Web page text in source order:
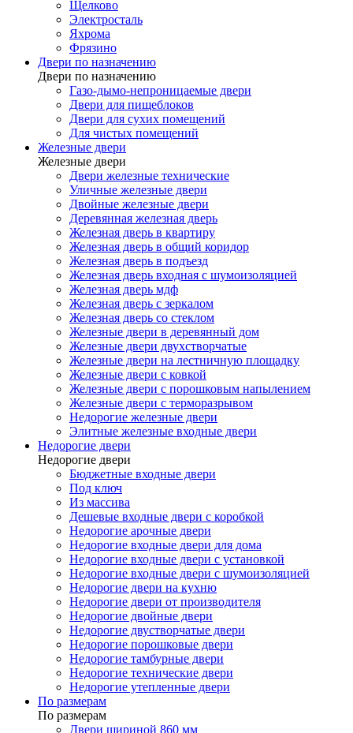
Щелково
Электросталь
Яхрома
Фрязино
Двери по назначению
Двери по назначению
Газо-дымо-непроницаемые двери
Двери для пищеблоков
Двери для сухих помещений
Для чистых помещений
Железные двери
Железные двери
Двери железные технические
Уличные железные двери
Двойные железные двери
Деревянная железная дверь
Железная дверь в квартиру
Железная дверь в общий коридор
Железная дверь в подъезд
Железная дверь входная с шумоизоляцией
Железная дверь мдф
Железная дверь с зеркалом
Железная дверь со стеклом
Железные двери в деревянный дом
Железные двери двухстворчатые
Железные двери на лестничную площадку
Железные двери с ковкой
Железные двери с порошковым напылением
Железные двери с терморазрывом
Недорогие железные двери
Элитные железные входные двери
Недорогие двери
Недорогие двери
Бюджетные входные двери
Под ключ
Из массива
Дешевые входные двери с коробкой
Недорогие арочные двери
Недорогие входные двери для дома
Недорогие входные двери с установкой
Недорогие входные двери с шумоизоляцией
Недорогие двери на кухню
Недорогие двери от производителя
Недорогие двойные двери
Недорогие двустворчатые двери
Недорогие порошковые двери
Недорогие тамбурные двери
Недорогие технические двери
Недорогие утепленные двери
По размерам
По размерам
Двери шириной 860 мм